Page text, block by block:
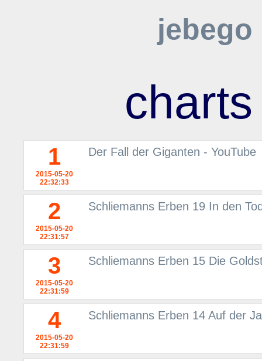
jebego
charts
1
2015-05-20
22:32:33
Der Fall der Giganten - YouTube
2
2015-05-20
22:31:57
Schliemanns Erben 19 In den
3
2015-05-20
22:31:59
Schliemanns Erben 15 Die
4
2015-05-20
22:31:59
Schliemanns Erben 14 Auf der